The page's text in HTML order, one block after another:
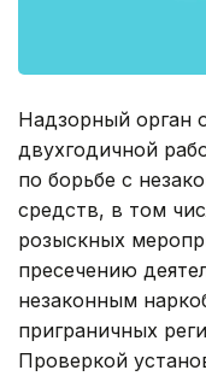
Надзорный орган
двухгодичной
по борьбе с
средств, в том
розыскных
пресечению
незаконным
приграничных
Проверкой